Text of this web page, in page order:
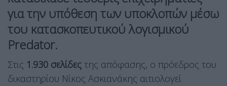
για την υπόθεση των υποκλοπών μέσω
του κατασκοπευτικού λογισμικού
Predator.
Στις 1.930 σελίδες της απόφασης, ο πρόεδρος του
δικαστηρίου Νίκος Ασκιανάκης αιτιολογεί